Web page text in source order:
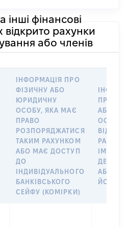
інші фінансові
відкрито рахунки
або членів
ІНФОРМАЦІЯ ПРО
ФІЗИЧНУ АБО
ЮРИДИЧНУ
ОСОБУ, ЯКА МАЄ
ПРАВО
РОЗПОРЯДЖАТИСЯ
ТАКИМ РАХУНКОМ
АБО МАЄ ДОСТУП
ДО
ІНДИВІДУАЛЬНОГО
БАНКІВСЬКОГО
СЕЙФУ (КОМІРКИ)
ПРО
АБО
ОСОБУ,
ІМ’Я
АБО
ЙОГО